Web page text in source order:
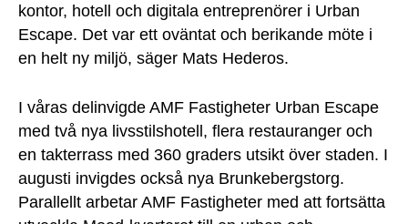
kontor, hotell och digitala entreprenörer i Urban
Escape. Det var ett oväntat och berikande möte i
en helt ny miljö, säger Mats Hederos.
I våras delinvigde AMF Fastigheter Urban Escape
med två nya livsstilshotell, flera restauranger och
en takterrass med 360 graders utsikt över staden. I
augusti invigdes också nya Brunkebergstorg.
Parallellt arbetar AMF Fastigheter med att fortsätta